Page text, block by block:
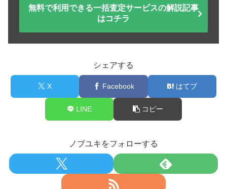
無料で利用できる一括査定サービスの解説記事
はコチラ
シェアする
X Facebook はてブ
LINE コピー
ノブユキをフォローする